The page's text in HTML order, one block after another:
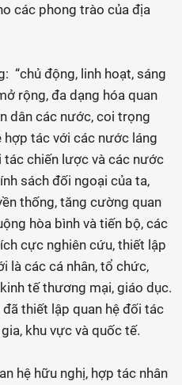
các phong trào của địa
“chủ động, linh hoạt, sáng
rộng, đa dạng hóa quan
dân các nước, coi trọng
hợp tác với các nước láng
tác chiến lược và các nước
sách đối ngoại của ta,
thống, tăng cường quan
hòa bình và tiến bộ, các
cực nghiên cứu, thiết lập
là các cá nhân, tổ chức,
tế thương mại, giáo dục.
thiết lập quan hệ đối tác
khu vực và quốc tế.
hệ hữu nghị, hợp tác nhân